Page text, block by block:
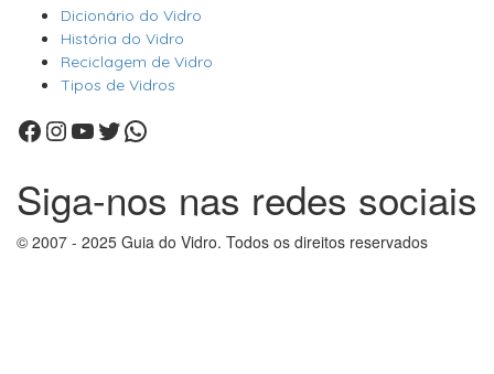
Dicionário do Vidro
História do Vidro
Reciclagem de Vidro
Tipos de Vidros
Facebook
Instagram
Youtube
TwitterWhatsApp
Siga-nos nas redes sociais
© 2007 - 2025 Guia do Vidro. Todos os direitos reservados